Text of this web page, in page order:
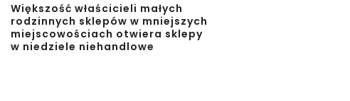
Większość właścicieli małych
rodzinnych sklepów w mniejszych
miejscowościach otwiera sklepy
w niedziele niehandlowe